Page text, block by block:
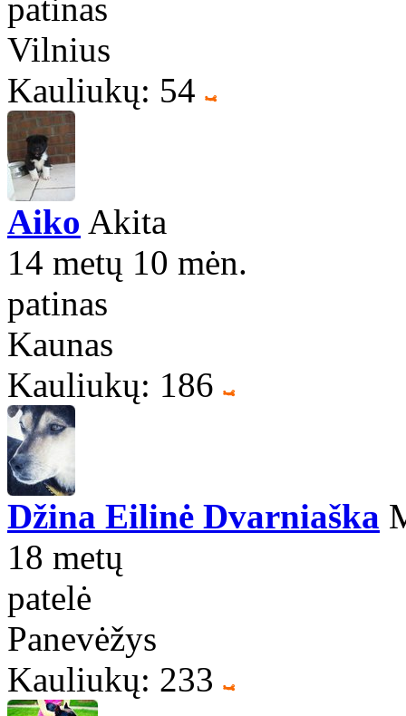
patinas
Vilnius
Kauliukų: 54
Aiko Akita
14 metų 10 mėn.
patinas
Kaunas
Kauliukų: 186
Džina Eilinė Dvarniaška
18 metų
patelė
Panevėžys
Kauliukų: 233